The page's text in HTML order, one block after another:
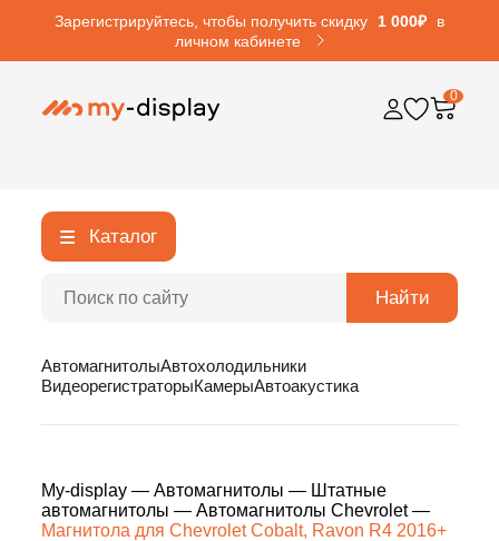
Зарегистрируйтесь, чтобы получить скидку 1 000₽
в
личном кабинете
0
Каталог
Найти
АвтомагнитолыАвтохолодильники
ВидеорегистраторыКамерыАвтоакустика
My-display — Автомагнитолы — Штатные
автомагнитолы — Автомагнитолы Chevrolet—
Магнитола для Chevrolet Cobalt, Ravon R4 2016+